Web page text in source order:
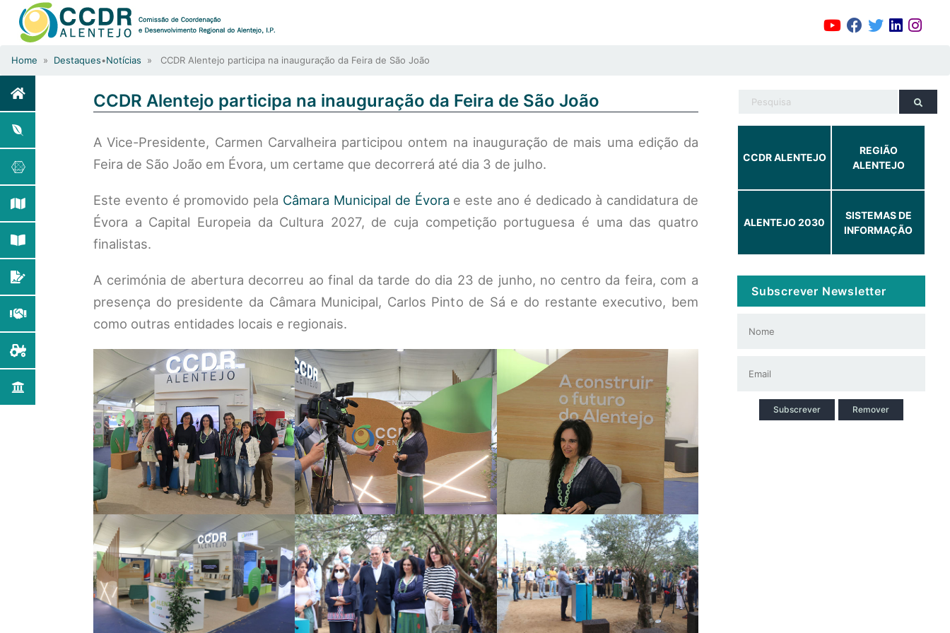
Home » Destaques•Notícias » CCDR Alentejo participa na inauguração da Feira de São João
CCDR Alentejo participa na inauguração da Feira de São João
A Vice-Presidente, Carmen Carvalheira participou ontem na inauguração de mais uma edição da
Feira de São João em Évora, um certame que decorrerá até dia 3 de julho.
Este evento é promovido pela Câmara Municipal de Évora e este ano é dedicado à candidatura de
Évora a Capital Europeia da Cultura 2027, de cuja competição portuguesa é uma das quatro
finalistas.
A cerimónia de abertura decorreu ao final da tarde do dia 23 de junho, no centro da feira, com a
presença do presidente da Câmara Municipal, Carlos Pinto de Sá e do restante executivo, bem
como outras entidades locais e regionais.
CCDR ALENTEJO
REGIÃO
ALENTEJO
ALENTEJO 2030
SISTEMAS DE
INFORMAÇÃO
Subscrever Newsletter
Subscrever Remover